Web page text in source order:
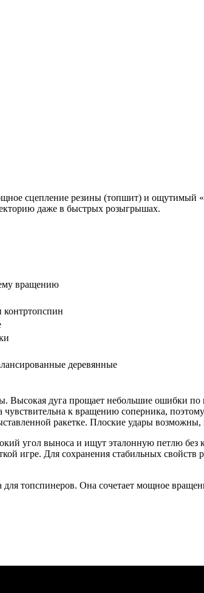
сцепление резины (топшит) и
даже в быстрых розыгрышах.
вращению
деревянные
дуга прощает небольшие ошибки по
к вращению соперника,
ракетке. Плоские удары
угол выноса и ищут эталонную петлю без
игре. Для сохранения стабильных свойств
топспинеров. Она сочетает мощное